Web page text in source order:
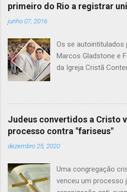
primeiro do Rio a registrar
junho 07, 2016
Os se autointitulados
Marcos Gladstone e
da Igreja Cristã
a união estável em
Supremo Tribunal
oficializaram a união
de Notas, no Centro
da igreja. "Hoje eu
amor são
afirmou Marcos. Os
Judeus convertidos a Cristo
processo contra "fariseus"
dezembro 25, 2020
Uma congregação
venceu um processo